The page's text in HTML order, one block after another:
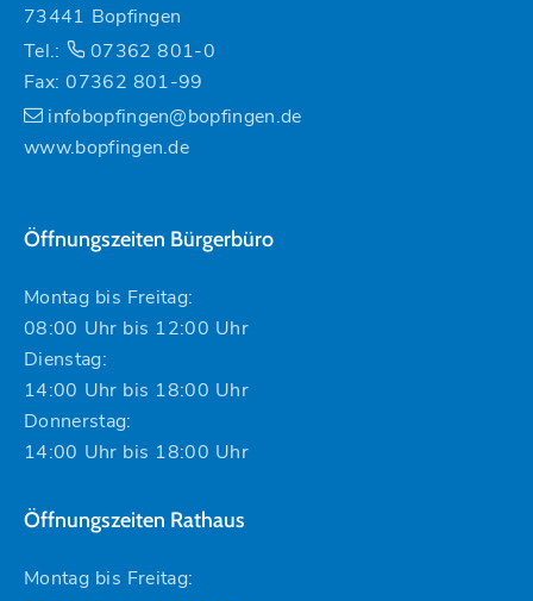
73441 Bopfingen
Tel.:
07362 801-0
Fax: 07362 801-99
infobopfingen@bopfingen.de
www.bopfingen.de
Öffnungszeiten Bürgerbüro
Montag bis Freitag:
08:00 Uhr bis 12:00 Uhr
Dienstag:
14:00 Uhr bis 18:00 Uhr
Donnerstag:
14:00 Uhr bis 18:00 Uhr
Öffnungszeiten Rathaus
Montag bis Freitag: